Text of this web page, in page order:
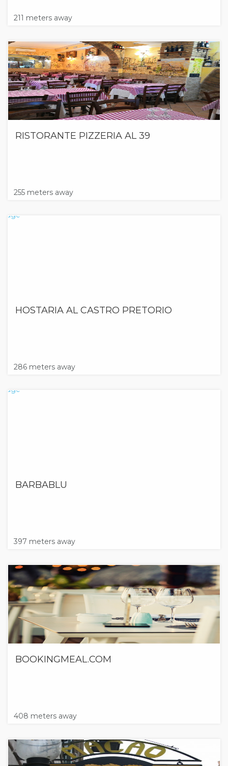
211 meters away
RISTORANTE PIZZERIA AL 39
255 meters away
HOSTARIA AL CASTRO PRETORIO
286 meters away
BARBABLU
397 meters away
BOOKINGMEAL.COM
408 meters away